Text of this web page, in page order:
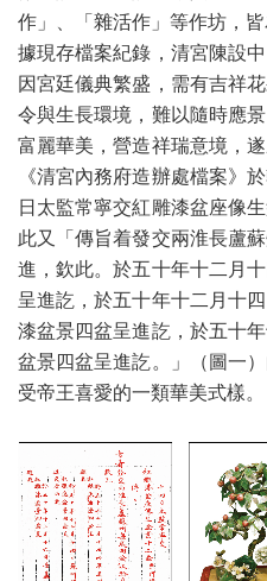
作」、「雜活作」等作坊，皆
據現存檔案紀錄，清宮陳設
因宮廷儀典繁盛，需有吉祥
令與生長環境，難以隨時應
富麗華美，營造祥瑞意境，
《清宮內務府造辦處檔案》
日太監常寧交紅雕漆盆座像
此又「傳旨着發交兩淮長蘆
進，欽此。於五十年十二月
呈進訖，於五十年十二月十
漆盆景四盆呈進訖，於五十
盆景四盆呈進訖。」（圖一
受帝王喜愛的一類華美式樣。